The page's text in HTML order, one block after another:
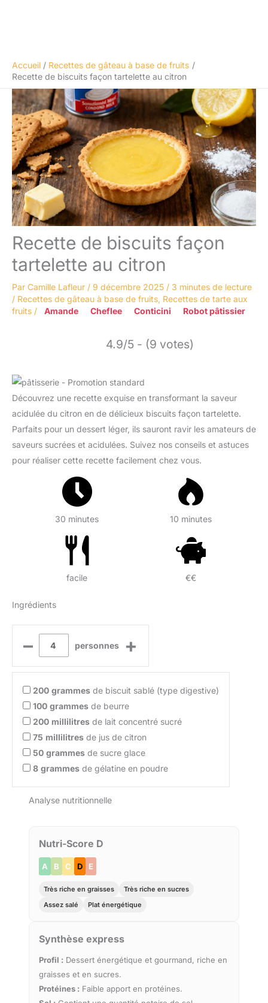
Accueil
Recettes de gâteau à base de fruits
Recette de biscuits façon tartelette au citron
Recette de biscuits façon
tartelette au citron
Par Camille Lafleur / 9 décembre 2025 / 3 minutes de lecture
/ Recettes de gâteau à base de fruits, Recettes de tarte aux
fruits / Amande Cheflee Conticini Robot pâtissier
4.9/5 - (9 votes)
Découvrez une recette exquise en transformant la saveur
acidulée du citron en de délicieux biscuits façon tartelette.
Parfaits pour un dessert léger, ils sauront ravir les amateurs de
saveurs sucrées et acidulées. Suivez nos conseils et astuces
pour réaliser cette recette facilement chez vous.
30 minutes 10 minutes
facile €€
Ingrédients
– personnes +
200 grammes de biscuit sablé (type digestive)
100 grammes de beurre
200 millilitres de lait concentré sucré
75 millilitres de jus de citron
50 grammes de sucre glace
8 grammes de gélatine en poudre
Analyse nutritionnelle
Nutri-Score D
A B C D E
Très riche en graisses
Très riche en sucres
Assez salé
Plat énergétique
Synthèse express
Profil : Dessert énergétique et gourmand, riche en
graisses et en sucres.
Protéines : Faible apport en protéines.